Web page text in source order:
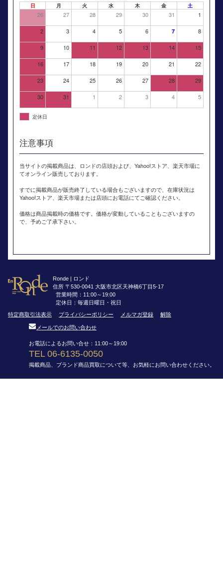
日 月 火 水 木 金 土
26 27 28 29 30 31 1
2 3 4 5 6 7 8
9 10 11 12 13 14 15
16 17 18 19 20 21 22
23 24 25 26 27 28 29
30 31 1 2 3 4 5
定休日
注意事項
当サイトの掲載商品は、ロンドの店頭および、Yahoo!ストア、楽天市場に
てオンライン販売しております。
すでに掲載商品が販売終了している場合もございますので、在庫状況は
Yahoo!ストア、楽天市場または店頭にお電話にてご確認ください。
価格は商品掲載時の価格です。価格が変動していることもございますの
で、予めご了承下さい。
Ronde | ロンド
住所 〒530-0041 大阪市北区天神橋6丁目5-17
営業時間：11:00～19:00
定休日：毎週日曜日・祝日
特定商取引法表示
プライバシーポリシー メルマガ登録 解除
メールでのお問い合わせ
お電話によるお問い合せ：11:00～19:00
TEL 06-6135-0050
掲載商品、ブランド商品買取について等、お気軽にお問い合わせください。